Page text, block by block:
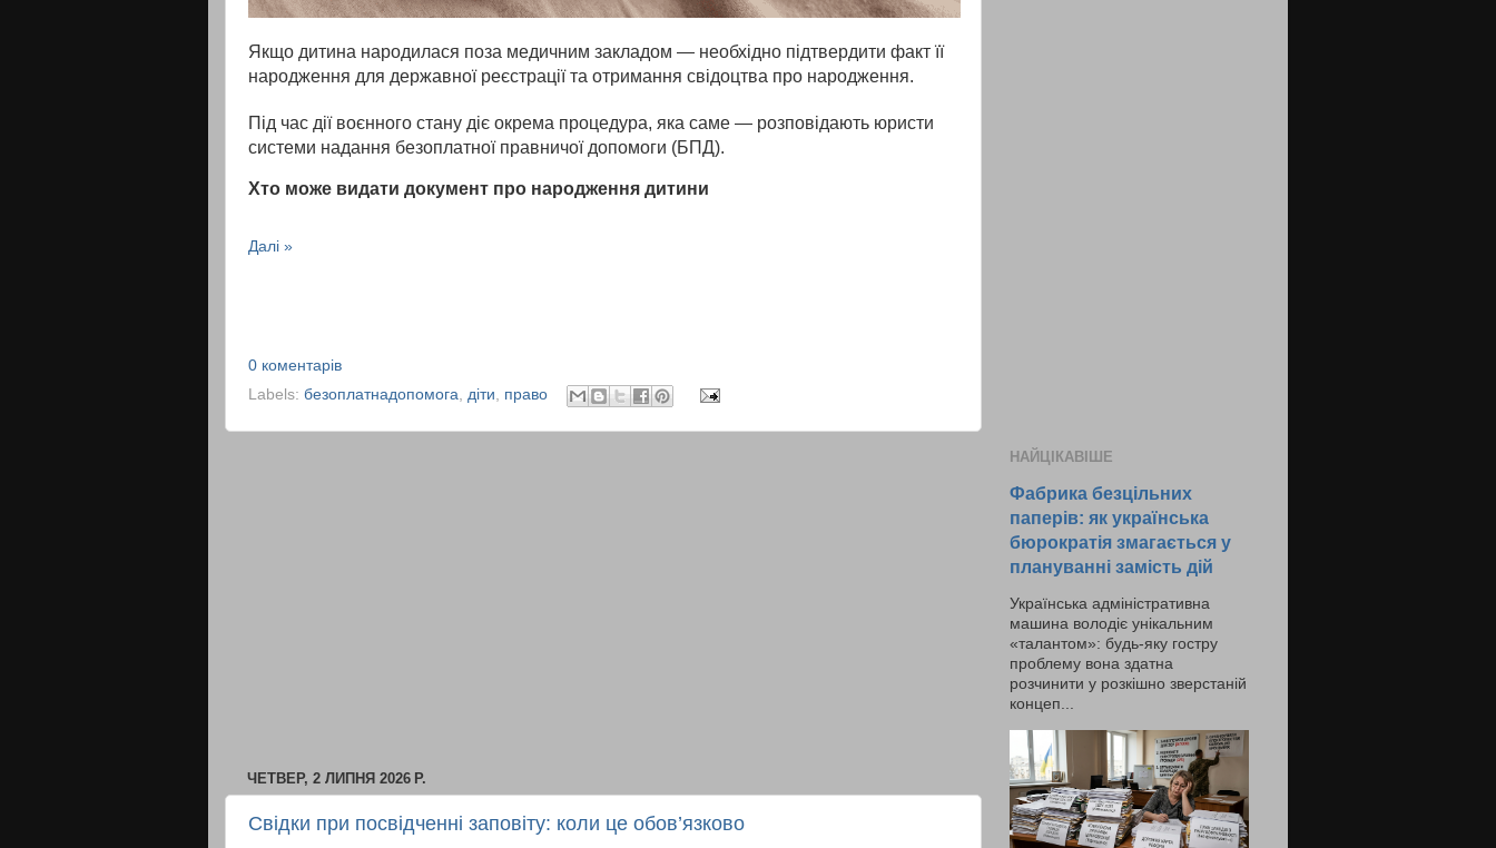
Якщо дитина народилася поза медичним закладом — необхідно підтвердити факт її
народження для державної реєстрації та отримання свідоцтва про народження.
Під час дії воєнного стану діє окрема процедура, яка саме — розповідають юристи
системи надання безоплатної правничої допомоги (БПД).
Хто може видати документ про народження дитини
Далі »
0 коментарів
Labels: безоплатнадопомога, діти, право
ЧЕТВЕР, 2 ЛИПНЯ 2026 Р.
Свідки при посвідченні заповіту: коли це обов’язково
НАЙЦІКАВІШЕ
Фабрика безцільних
паперів: як українська
бюрократія змагається у
плануванні замість дій
Українська адміністративна
машина володіє унікальним
«талантом»: будь-яку гостру
проблему вона здатна
розчинити у розкішно зверстаній
концеп...